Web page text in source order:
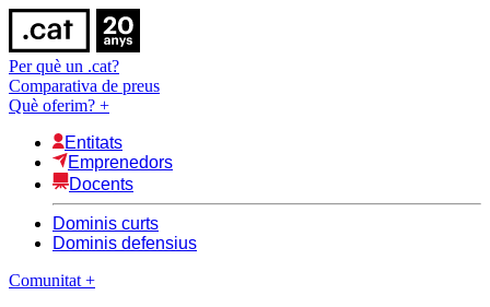
Per què un .cat?
Comparativa de preus
Què oferim? +
Entitats
Emprenedors
Docents
Dominis curts
Dominis defensius
Comunitat +